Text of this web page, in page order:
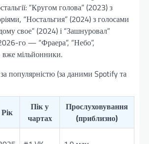
“Кругом голова” (2023) з
“Ностальгия” (2024) з голосами
свое” (2024) і “Зашнуровал”
го — “Фраера”, “Небо”,
мільйонники.
популярністю (за даними Spotify та
Рік
Пік у
чартах
Прослуховування
(приблизно)